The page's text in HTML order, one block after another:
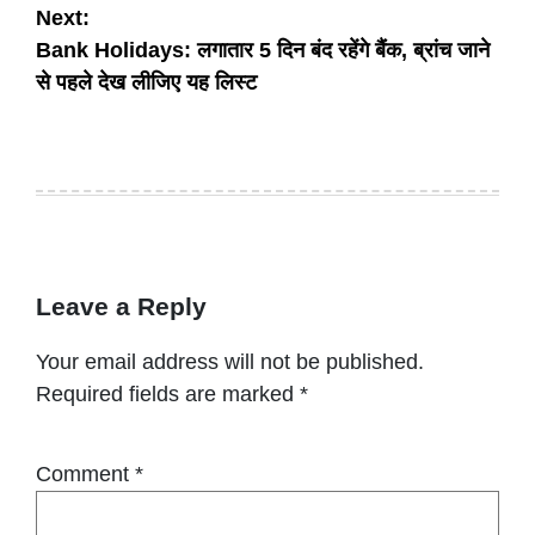
Next:
Bank Holidays: लगातार 5 दिन बंद रहेंगे बैंक, ब्रांच जाने
से पहले देख लीजिए यह लिस्ट
Leave a Reply
Your email address will not be published.
Required fields are marked *
Comment *